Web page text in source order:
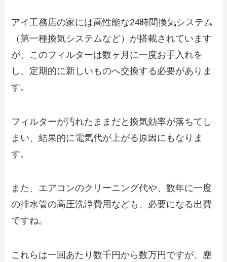
アイ工務店の家には高性能な24時間換気システム
（第一種換気システムなど）が搭載されています
が、このフィルターは数ヶ月に一度お手入れを
し、定期的に新しいものへ交換する必要がありま
す。
フィルターが汚れたままだと換気効率が落ちてし
まい、結果的に電気代が上がる原因にもなりま
す。
また、エアコンのクリーニング代や、数年に一度
の排水管の高圧洗浄費用なども、必要になる出費
ですね。
これらは一回あたり数千円から数万円ですが、塵